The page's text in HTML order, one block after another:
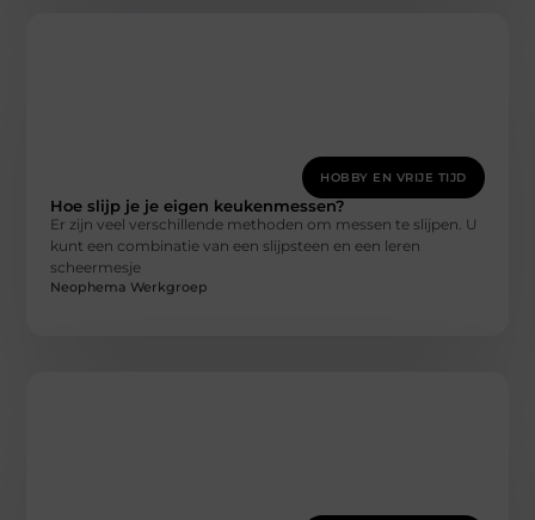
HOBBY EN VRIJE TIJD
Hoe slijp je je eigen keukenmessen?
Er zijn veel verschillende methoden om messen te slijpen. U
kunt een combinatie van een slijpsteen en een leren
scheermesje
Neophema Werkgroep